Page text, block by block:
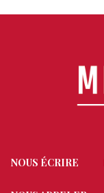
NOUS ÉCRIRE